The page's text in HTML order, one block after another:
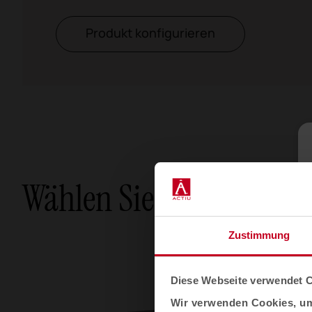
Zustimmung
Diese Webseite verwendet
Wir verwenden Cookies,
Produkt konfigurieren
Wählen Sie Ihre Option